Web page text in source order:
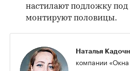
настилают подложку под
монтируют половицы.
Наталья
компании